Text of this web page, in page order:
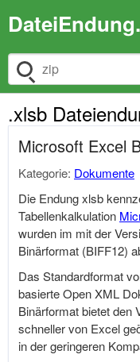
Dateiendung suchen
.xlsb
Microsoft Excel
Kategorie: Dokumente
Die Endung xlsb
Tabellenkalkulation
wurden im mit der
Binärformat (BIFF12)
Das Standardformat
basierte Open XML
Binärformat bietet den
schneller von Excel
in der geringeren